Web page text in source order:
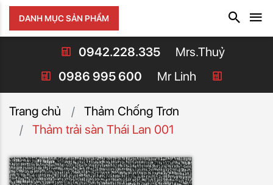
DANH MỤC SẢN PHẨM
0942.228.335
Mrs.Thuỷ
0986 995 600
Mr Linh
Trang chủ
Thảm Chống Trơn
Thảm trải sàn Thái Lan 001